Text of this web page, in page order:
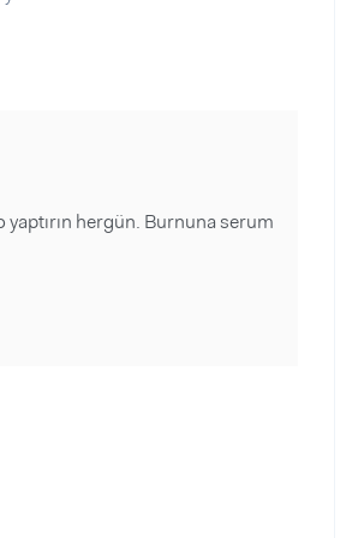
yaptırın hergün. Burnuna serum